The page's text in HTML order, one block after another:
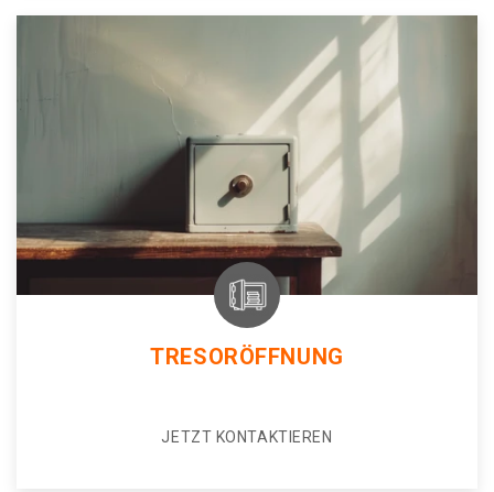
TRESORÖFFNUNG
JETZT KONTAKTIEREN